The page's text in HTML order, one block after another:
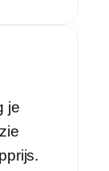
je